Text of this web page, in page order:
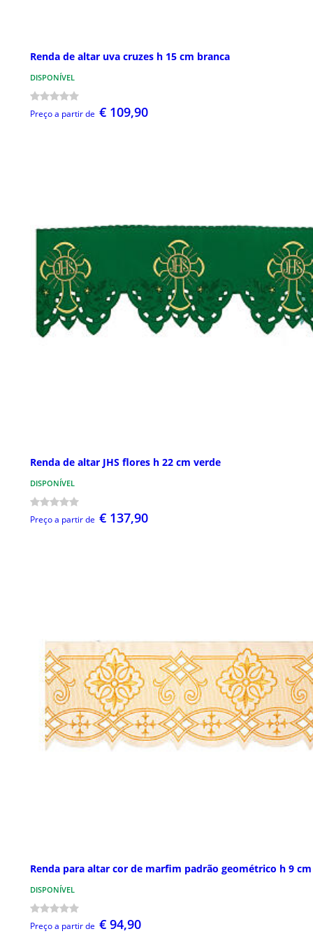
Renda de altar uva cruzes h 15 cm branca
DISPONÍVEL
Preço a partir de € 109,90
Renda de altar JHS flores h 22 cm verde
DISPONÍVEL
Preço a partir de € 137,90
Renda para altar cor de marfim padrão geométrico h 9 cm
DISPONÍVEL
Preço a partir de € 94,90